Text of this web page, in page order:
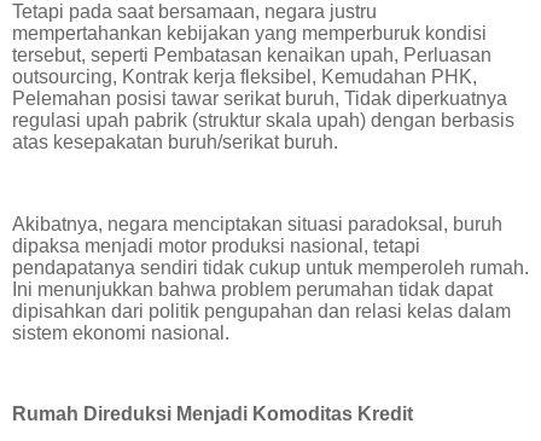
Tetapi pada saat bersamaan, negara justru
mempertahankan kebijakan yang memperburuk kondisi
tersebut, seperti Pembatasan kenaikan upah, Perluasan
outsourcing, Kontrak kerja fleksibel, Kemudahan PHK,
Pelemahan posisi tawar serikat buruh, Tidak diperkuatnya
regulasi upah pabrik (struktur skala upah) dengan berbasis
atas kesepakatan buruh/serikat buruh.
Akibatnya, negara menciptakan situasi paradoksal, buruh
dipaksa menjadi motor produksi nasional, tetapi
pendapatanya sendiri tidak cukup untuk memperoleh rumah.
Ini menunjukkan bahwa problem perumahan tidak dapat
dipisahkan dari politik pengupahan dan relasi kelas dalam
sistem ekonomi nasional.
Rumah Direduksi Menjadi Komoditas Kredit